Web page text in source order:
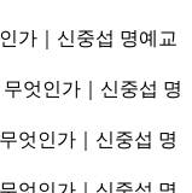
가｜신중섭 명예교
엇인가｜신중섭 명
엇인가｜신중섭 명